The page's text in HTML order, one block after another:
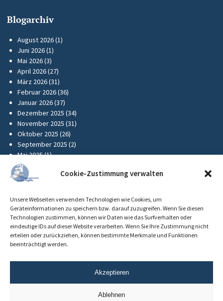
Cookie-Zustimmung verwalten
Unsere Webseiten verwenden Technologien wie Cookies, um
Geräteinformationen zu speichern bzw. darauf zuzugreifen. Wenn Sie diesen
Technologien zustimmen, können wir Daten wie das Surfverhalten oder
eindeutige IDs auf dieser Website verarbeiten. Wenn Sie Ihre Zustimmung nicht
erteilen oder zurückziehen, können bestimmte Merkmale und Funktionen
beeinträchtigt werden.
Akzeptieren
Ablehnen
Blogarchiv
August 2026(1)
Juni 2026(1)
Mai 2026(3)
April 2026(27)
März 2026(31)
Februar 2026(36)
Januar 2026(37)
Dezember 2025 (34)
November 2025 (31)
Oktober 2025 (26)
September 2025 (2)
Mai 2025(1)
Frühere Reisen
Zum Blog-Archiv
Navigation
Aktuelles
Interner Bereich